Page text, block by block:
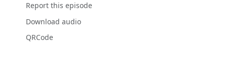
Report this episode
Download audio
QRCode